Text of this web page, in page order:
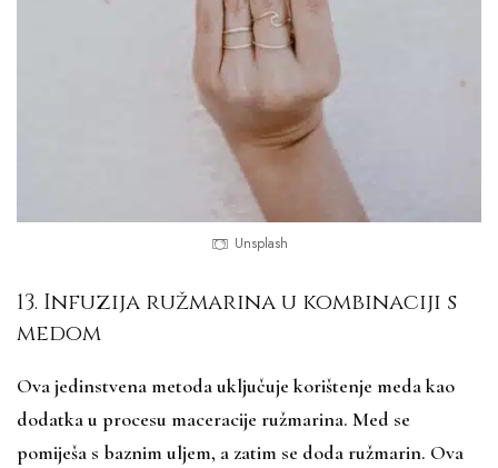
Unsplash
13. Infuzija ružmarina u kombinaciji s
medom
Ova jedinstvena metoda uključuje korištenje meda kao
dodatka u procesu maceracije ružmarina. Med se
pomiješa s baznim uljem, a zatim se doda ružmarin. Ova